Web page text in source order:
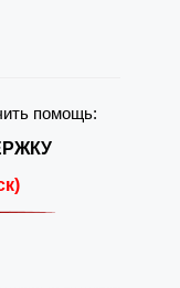
помощь: